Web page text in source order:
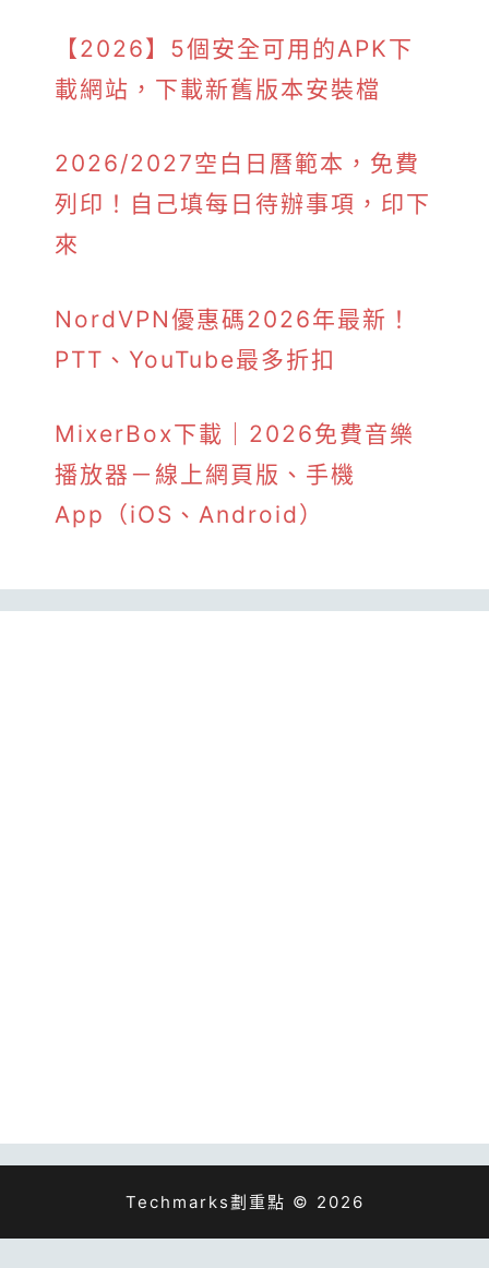
【2026】5個安全可用的APK下
載網站，下載新舊版本安裝檔
2026/2027空白日曆範本，免費
列印！自己填每日待辦事項，印下
來
NordVPN優惠碼2026年最新！
PTT、YouTube最多折扣
MixerBox下載｜2026免費音樂
播放器－線上網頁版、手機
App（iOS、Android）
Techmarks劃重點 © 2026